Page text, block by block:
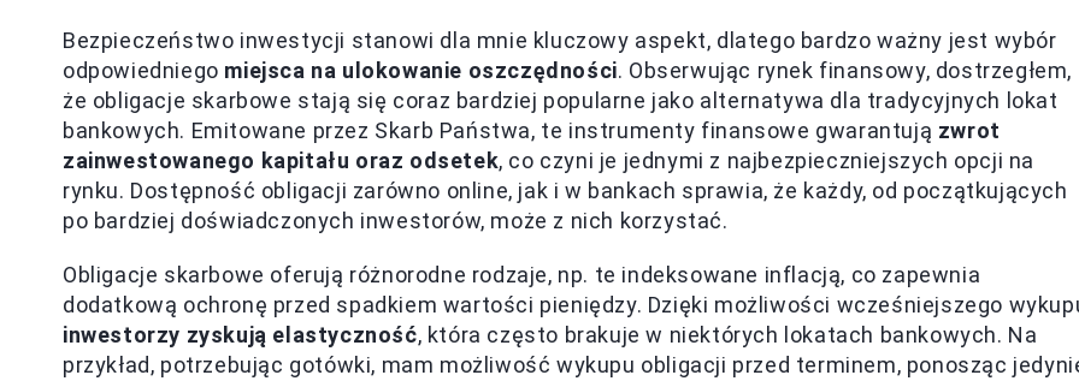
Bezpieczeństwo inwestycji stanowi dla mnie kluczowy aspekt, dlatego bardzo ważny jest wybór
odpowiedniego miejsca na ulokowanie oszczędności. Obserwując rynek finansowy, dostrzegłem,
że obligacje skarbowe stają się coraz bardziej popularne jako alternatywa dla tradycyjnych lokat
bankowych. Emitowane przez Skarb Państwa, te instrumenty finansowe gwarantują zwrot
zainwestowanego kapitału oraz odsetek, co czyni je jednymi z najbezpieczniejszych opcji na
rynku. Dostępność obligacji zarówno online, jak i w bankach sprawia, że każdy, od początkujących
po bardziej doświadczonych inwestorów, może z nich korzystać.
Obligacje skarbowe oferują różnorodne rodzaje, np. te indeksowane inflacją, co zapewnia
dodatkową ochronę przed spadkiem wartości pieniędzy. Dzięki możliwości wcześniejszego
inwestorzy zyskują elastyczność, która często brakuje w niektórych lokatach bankowych. Na
przykład, potrzebując gotówki, mam możliwość wykupu obligacji przed terminem, ponosząc